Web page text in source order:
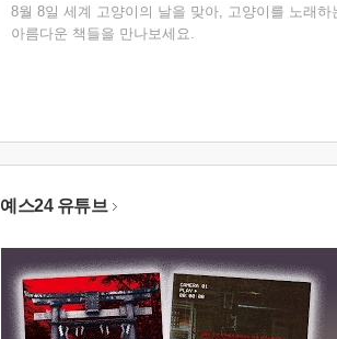
8월 8일 세계 고양이의 날을 맞아, 고양이를 노래하
아름다운 책들을 만나보세요.
예스24 유튜브